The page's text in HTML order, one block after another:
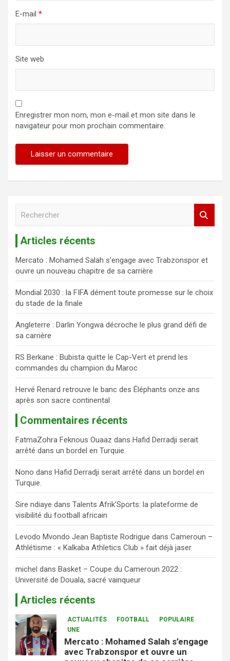
E-mail *
Site web
Enregistrer mon nom, mon e-mail et mon site dans le
navigateur pour mon prochain commentaire.
r
c
h
e
r
Articles récents
Mercato : Mohamed Salah s’engage avec Trabzonspor et
ouvre un nouveau chapitre de sa carrière
Mondial 2030 : la FIFA dément toute promesse sur le choix
du stade de la finale
Angleterre : Darlin Yongwa décroche le plus grand défi de
sa carrière
RS Berkane : Bubista quitte le Cap-Vert et prend les
commandes du champion du Maroc
Hervé Renard retrouve le banc des Éléphants onze ans
après son sacre continental
Commentaires récents
FatmaZohra Feknous Ouaaz dans Hafid Derradji serait
arrêté dans un bordel en Turquie.
Nono dans Hafid Derradji serait arrêté dans un bordel en
Turquie.
Sire ndiaye dans Talents Afrik’Sports: la plateforme de
visibilité du football africain
Levodo Mvondo Jean Baptiste Rodrigue dans Cameroun –
Athlétisme : « Kalkaba Athletics Club » fait déjà jaser
michel dans Basket – Coupe du Cameroun 2022 :
Université de Douala, sacré vainqueur
Articles récents
ACTUALITÉS FOOTBALL
POPULAIRE
UNE
Mercato : Mohamed Salah s’engage
avec Trabzonspor et ouvre un